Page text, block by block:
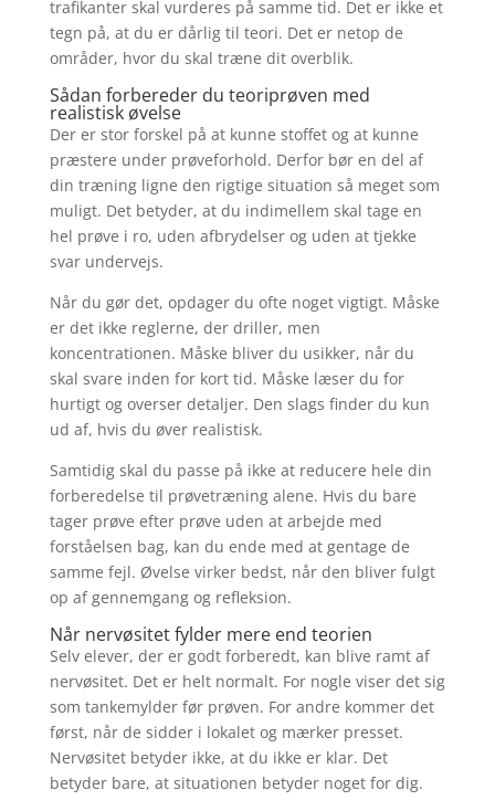
trafikanter skal vurderes på samme tid. Det er ikke et
tegn på, at du er dårlig til teori. Det er netop de
områder, hvor du skal træne dit overblik.
Sådan forbereder du teoriprøven med
realistisk øvelse
Der er stor forskel på at kunne stoffet og at kunne
præstere under prøveforhold. Derfor bør en del af
din træning ligne den rigtige situation så meget som
muligt. Det betyder, at du indimellem skal tage en
hel prøve i ro, uden afbrydelser og uden at tjekke
svar undervejs.
Når du gør det, opdager du ofte noget vigtigt. Måske
er det ikke reglerne, der driller, men
koncentrationen. Måske bliver du usikker, når du
skal svare inden for kort tid. Måske læser du for
hurtigt og overser detaljer. Den slags finder du kun
ud af, hvis du øver realistisk.
Samtidig skal du passe på ikke at reducere hele din
forberedelse til prøvetræning alene. Hvis du bare
tager prøve efter prøve uden at arbejde med
forståelsen bag, kan du ende med at gentage de
samme fejl. Øvelse virker bedst, når den bliver fulgt
op af gennemgang og refleksion.
Når nervøsitet fylder mere end teorien
Selv elever, der er godt forberedt, kan blive ramt af
nervøsitet. Det er helt normalt. For nogle viser det sig
som tankemylder før prøven. For andre kommer det
først, når de sidder i lokalet og mærker presset.
Nervøsitet betyder ikke, at du ikke er klar. Det
betyder bare, at situationen betyder noget for dig.